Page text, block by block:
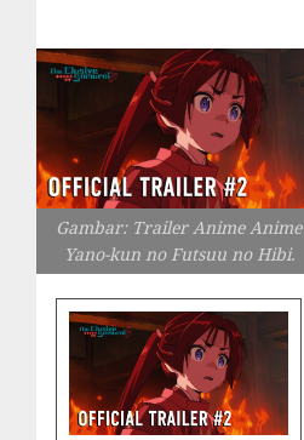
Gambar: Trailer Anime Anime
Yano-kun no Futsuu no Hibi.